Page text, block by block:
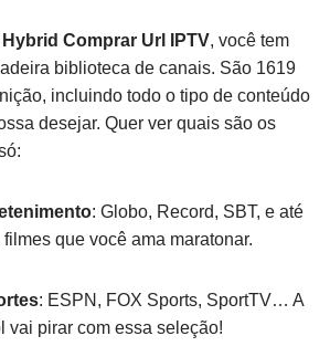
Hybrid Comprar Url IPTV, você tem
biblioteca de canais. São 1619
incluindo todo o tipo de conteúdo
desejar. Quer ver quais são os
: Globo, Record, SBT, e até
que você ama maratonar.
: ESPN, FOX Sports, SportTV… A
vai pirar com essa seleção!